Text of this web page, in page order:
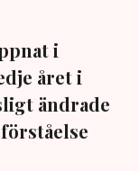
i
året i
ändrade